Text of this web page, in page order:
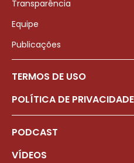
Transparência
Equipe
Publicações
TERMOS DE USO
POLÍTICA DE PRIVACIDADE
PODCAST
VÍDEOS